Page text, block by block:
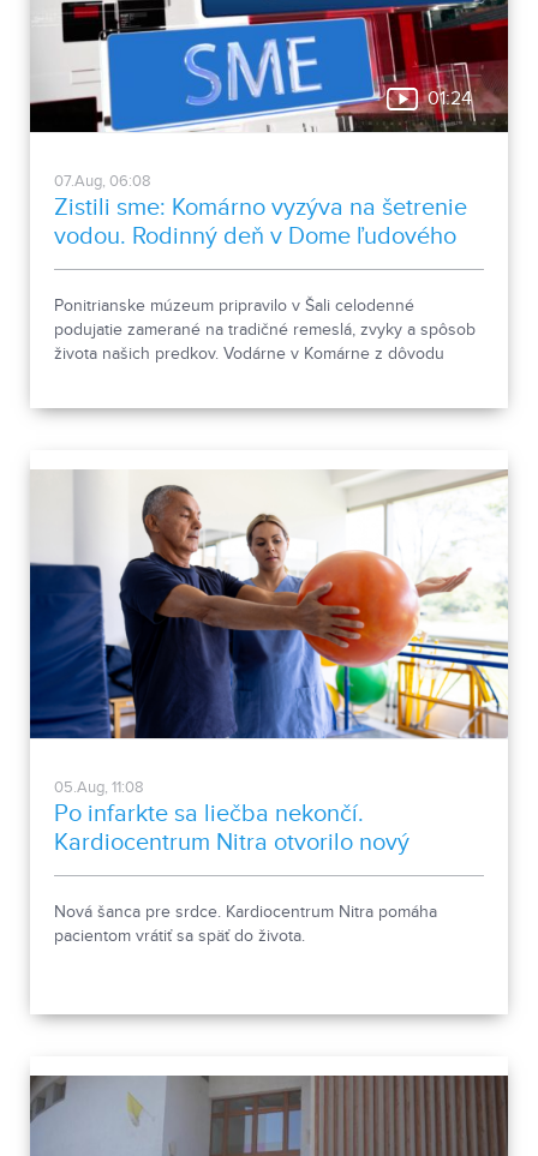
01:24
07.Aug, 06:08
Zistili sme: Komárno vyzýva na šetrenie
vodou. Rodinný deň v Dome ľudového
bývania a architektúry
Ponitrianske múzeum pripravilo v Šali celodenné
podujatie zamerané na tradičné remeslá, zvyky a spôsob
života našich predkov. Vodárne v Komárne z dôvodu
05.Aug, 11:08
Po infarkte sa liečba nekončí.
Kardiocentrum Nitra otvorilo nový
stacionár
Nová šanca pre srdce. Kardiocentrum Nitra pomáha
pacientom vrátiť sa späť do života.